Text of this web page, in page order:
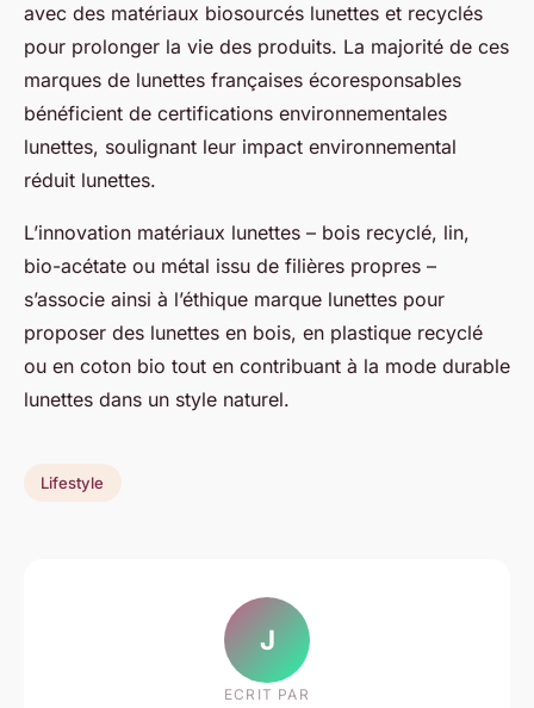
avec des matériaux biosourcés lunettes et recyclés
pour prolonger la vie des produits. La majorité de ces
marques de lunettes françaises écoresponsables
bénéficient de certifications environnementales
lunettes, soulignant leur impact environnemental
réduit lunettes.
L’innovation matériaux lunettes – bois recyclé, lin,
bio-acétate ou métal issu de filières propres –
s’associe ainsi à l’éthique marque lunettes pour
proposer des lunettes en bois, en plastique recyclé
ou en coton bio tout en contribuant à la mode durable
lunettes dans un style naturel.
Lifestyle
J
ECRIT PAR